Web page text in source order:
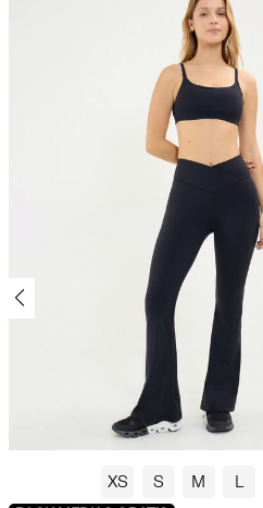
XS S M L